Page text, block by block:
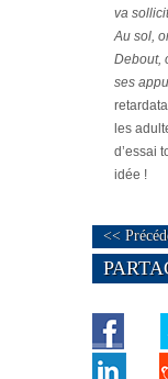
va
Au sol,
Debout,
ses
les
d’essai
idée !
<<